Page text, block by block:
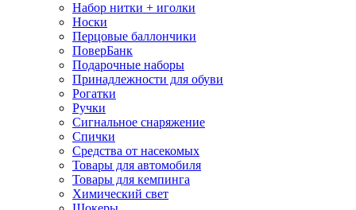
Набор нитки + иголки
Носки
Перцовые баллончики
ПоверБанк
Подарочные наборы
Принадлежности для обуви
Рогатки
Ручки
Сигнальное снаряжение
Спички
Средства от насекомых
Товары для автомобиля
Товары для кемпинга
Химический свет